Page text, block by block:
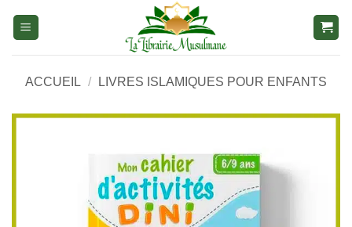
ACCUEIL / LIVRES ISLAMIQUES POUR ENFANTS